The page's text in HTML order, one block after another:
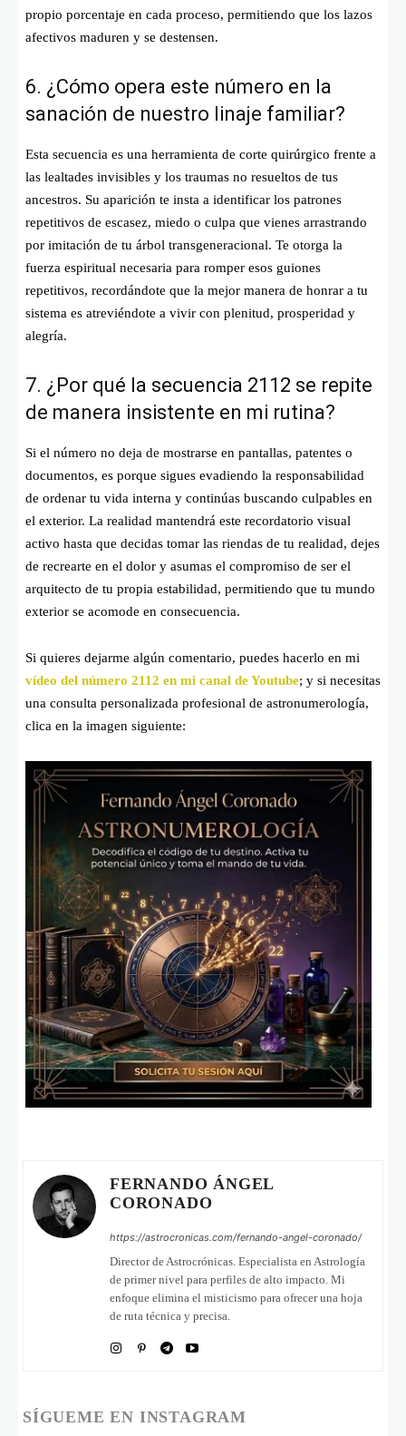
propio porcentaje en cada proceso, permitiendo que los lazos
afectivos maduren y se destensen.
6. ¿Cómo opera este número en la
sanación de nuestro linaje familiar?
Esta secuencia es una herramienta de corte quirúrgico frente a
las lealtades invisibles y los traumas no resueltos de tus
ancestros. Su aparición te insta a identificar los patrones
repetitivos de escasez, miedo o culpa que vienes arrastrando
por imitación de tu árbol transgeneracional. Te otorga la
fuerza espiritual necesaria para romper esos guiones
repetitivos, recordándote que la mejor manera de honrar a tu
sistema es atreviéndote a vivir con plenitud, prosperidad y
alegría.
7. ¿Por qué la secuencia 2112 se repite
de manera insistente en mi rutina?
Si el número no deja de mostrarse en pantallas, patentes o
documentos, es porque sigues evadiendo la responsabilidad
de ordenar tu vida interna y continúas buscando culpables en
el exterior. La realidad mantendrá este recordatorio visual
activo hasta que decidas tomar las riendas de tu realidad, dejes
de recrearte en el dolor y asumas el compromiso de ser el
arquitecto de tu propia estabilidad, permitiendo que tu mundo
exterior se acomode en consecuencia.
Si quieres dejarme algún comentario, puedes hacerlo en mi
vídeo del número 2112 en mi canal de Youtube; y si necesitas
una consulta personalizada profesional de astronumerología,
clica en la imagen siguiente:
FERNANDO ÁNGEL
CORONADO
https://astrocronicas.com/fernando-angel-coronado/
Director de Astrocrónicas. Especialista en Astrología
de primer nivel para perfiles de alto impacto. Mi
enfoque elimina el misticismo para ofrecer una hoja
de ruta técnica y precisa.
SÍGUEME EN INSTAGRAM